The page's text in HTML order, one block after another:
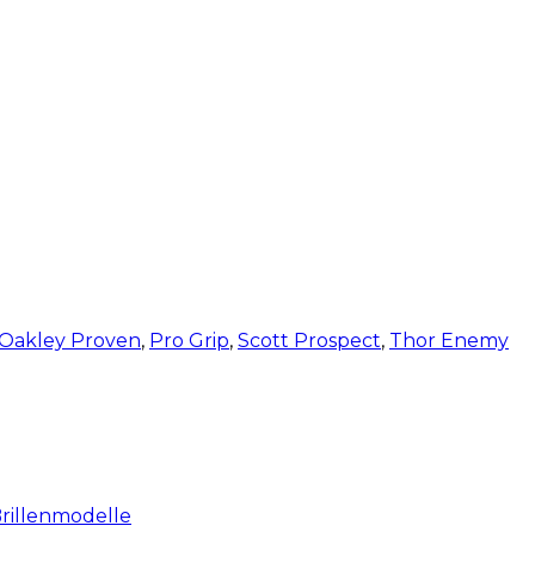
Proven, Pro Grip, Scott Prospect, Thor Enemy